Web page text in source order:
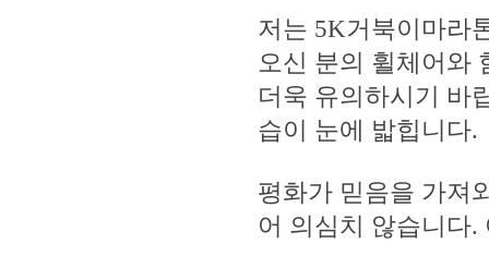
저는 5K거북이마라
오신 분의 휠체어와
더욱 유의하시기 바
습이 눈에 밟힙니다.
평화가 믿음을 가져
어 의심치 않습니다.